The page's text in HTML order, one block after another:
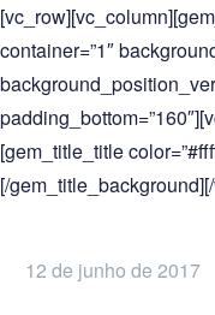
container=”1″
[gem_title_title
[/
12 de junho de 2017